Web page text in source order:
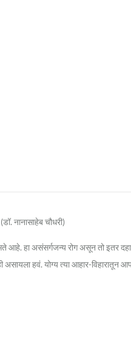
नानासाहेब चौधरी)
आहे. हा असंसर्गजन्य रोग असून तो
हवं. योग्य त्या आहार-